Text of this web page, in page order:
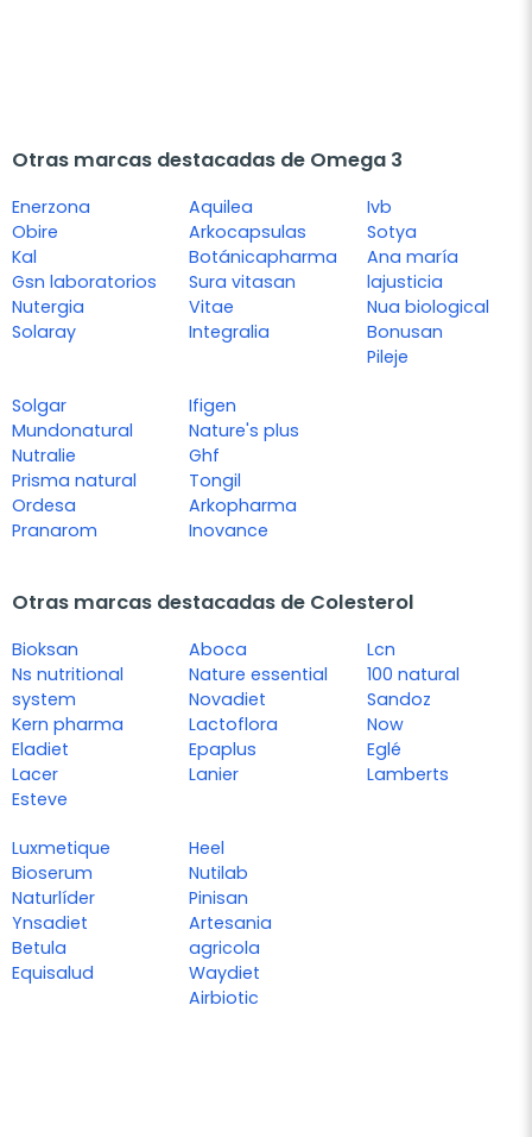
Otras marcas destacadas de Omega 3
Enerzona
Obire
Kal
Gsn laboratorios
Nutergia
Solaray
Aquilea
Arkocapsulas
Botánicapharma
Sura vitasan
Vitae
Integralia
Ivb
Sotya
Ana maría
lajusticia
Nua biological
Bonusan
Pileje
Solgar
Mundonatural
Nutralie
Prisma natural
Ordesa
Pranarom
Ifigen
Nature's plus
Ghf
Tongil
Arkopharma
Inovance
Otras marcas destacadas de Colesterol
Bioksan
Ns nutritional
system
Kern pharma
Eladiet
Lacer
Esteve
Aboca
Nature essential
Novadiet
Lactoflora
Epaplus
Lanier
Lcn
100 natural
Sandoz
Now
Eglé
Lamberts
Luxmetique
Bioserum
Naturlíder
Ynsadiet
Betula
Equisalud
Heel
Nutilab
Pinisan
Artesania
agricola
Waydiet
Airbiotic